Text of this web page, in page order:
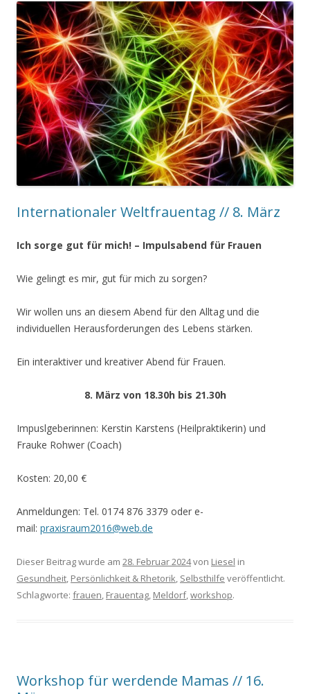
Internationaler Weltfrauentag // 8. März
Ich sorge gut für mich! – Impulsabend für Frauen
Wie gelingt es mir, gut für mich zu sorgen?
Wir wollen uns an diesem Abend für den Alltag und die
individuellen Herausforderungen des Lebens stärken.
Ein interaktiver und kreativer Abend für Frauen.
8. März von 18.30h bis 21.30h
Impuslgeberinnen: Kerstin Karstens (Heilpraktikerin) und
Frauke Rohwer (Coach)
Kosten: 20,00 €
Anmeldungen: Tel. 0174 876 3379 oder e-
mail: praxisraum2016@web.de
Dieser Beitrag wurde am 28. Februar 2024von Liesel in
Gesundheit, Persönlichkeit & Rhetorik, Selbsthilfe veröffentlicht.
Schlagworte: frauen, Frauentag, Meldorf,workshop.
Workshop für werdende Mamas // 16.